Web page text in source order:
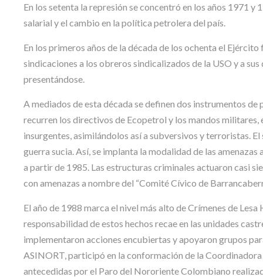
En los setenta la represión se concentró en los años 1971
salarial y el cambio en la política petrolera del país.
En los primeros años de la década de los ochenta el
sindicaciones a los obreros sindicalizados de la USO y a
presentándose.
A mediados de esta década se definen dos instrumentos
recurren los directivos de Ecopetrol y los mandos militares,
insurgentes, asimilándolos así a subversivos y terroristas.
guerra sucia. Así, se implanta la modalidad de las
a partir de 1985. Las estructuras criminales actuaron casi
con amenazas a nombre del “Comité Cívico de
El año de 1988 marca el nivel más alto de Crímenes de
responsabilidad de estos hechos recae en las unidades
implementaron acciones encubiertas y apoyaron grupos
ASINORT, participó en la conformación de la
antecedidas por el Paro del Nororiente Colombiano